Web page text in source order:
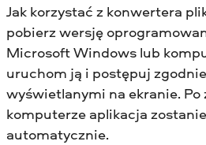
Jak korzystać z konwertera
pobierz wersję
Microsoft Windows lub
uruchom ją i postępuj
wyświetlanymi na ekranie.
komputerze aplikacja
automatycznie.